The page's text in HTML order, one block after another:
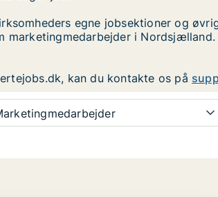
egne jobsektioner og
marketingmedarbejder i Nordsjælland.
kan du kontakte os på